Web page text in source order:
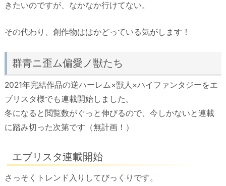
きたいのですが、なかなか行けてない。
その代わり、創作物ははかどっている気がします！
群青ニ歪ム偏愛ノ獣たち
2021年完結作品の逆ハーレム×獣人×ハイファンタジーをエ
ブリスタ様でも連載開始しました。
冬になると閲覧数がぐっと伸びるので、今しかないと連載
に踏み切った次第です（無計画！）
エブリスタ連載開始
さっそくトレンド入りしてびっくりです。